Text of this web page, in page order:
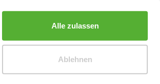
Alle zulassen
Ablehnen